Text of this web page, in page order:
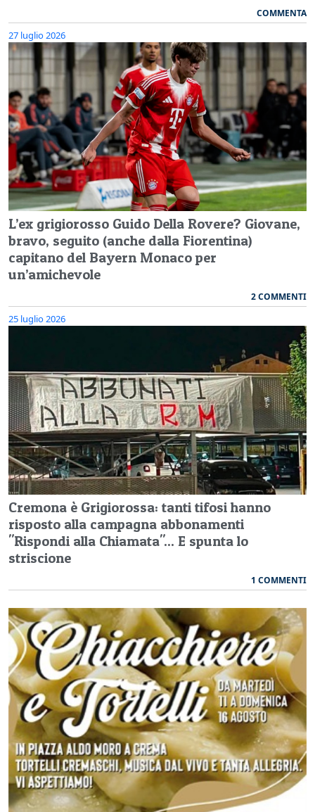
COMMENTA
27 luglio 2026
L’ex grigiorosso Guido Della Rovere? Giovane,
bravo, seguito (anche dalla Fiorentina)
capitano del Bayern Monaco per
un’amichevole
2 COMMENTI
25 luglio 2026
Cremona è Grigiorossa: tanti tifosi hanno
risposto alla campagna abbonamenti
"Rispondi alla Chiamata"... E spunta lo
striscione
1 COMMENTI